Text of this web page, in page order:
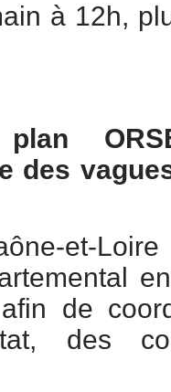
à 12h,
des
et-
de
des